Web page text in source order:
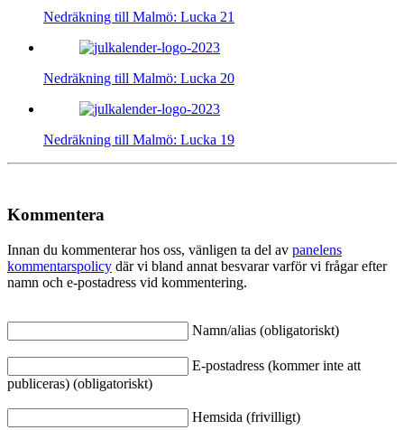
Nedräkning till Malmö: Lucka 21
Nedräkning till Malmö: Lucka 20
Nedräkning till Malmö: Lucka 19
Kommentera
Innan du kommenterar hos oss, vänligen ta del av panelens
kommentarspolicy där vi bland annat besvarar varför vi frågar efter
namn och e-postadress vid kommentering.
Namn/alias (obligatoriskt)
E-postadress (kommer inte att
publiceras) (obligatoriskt)
Hemsida (frivilligt)